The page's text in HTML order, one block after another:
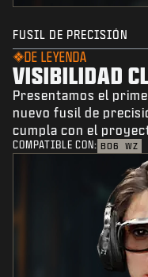
FUSIL DE PRECISIÓN
DE LEYENDA
VISIBILIDAD
Presentamos el
nuevo fusil de
cumpla con el
COMPATIBLE CON: BO6 WZ